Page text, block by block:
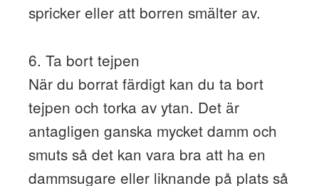
spricker eller att borren smälter av.
6. Ta bort tejpen
När du borrat färdigt kan du ta bort
tejpen och torka av ytan. Det är
antagligen ganska mycket damm och
smuts så det kan vara bra att ha en
dammsugare eller liknande på plats så